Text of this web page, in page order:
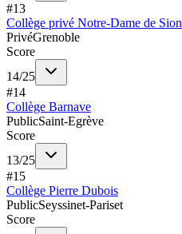
#13
Collège privé Notre-Dame de Sion
PrivéGrenoble
Score
14/25
#14
Collège Barnave
PublicSaint-Egrève
Score
13/25
#15
Collège Pierre Dubois
PublicSeyssinet-Pariset
Score